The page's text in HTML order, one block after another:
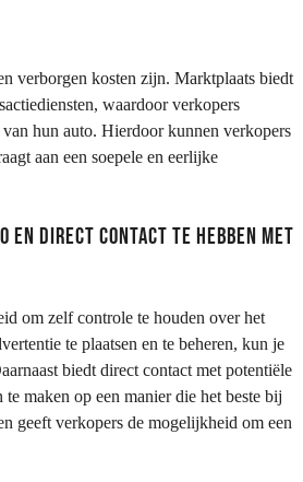
verborgen kosten zijn. Marktplaats biedt
waardoor verkopers
hun auto. Hierdoor kunnen verkopers
aan een soepele en eerlijke
en direct contact te hebben met
om zelf controle te houden over het
te plaatsen en te beheren, kun je
biedt direct contact met potentiële
maken op een manier die het beste bij
geeft verkopers de mogelijkheid om een